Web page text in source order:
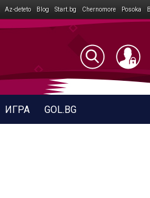
Az-deteto Blog Start.bg Chernomore Posoka
ИГРА GOL.BG